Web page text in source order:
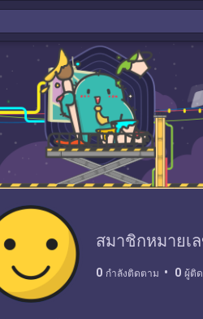
สมาชิกหมายเ
0 กำลังติดตาม 0 ผู้ติ